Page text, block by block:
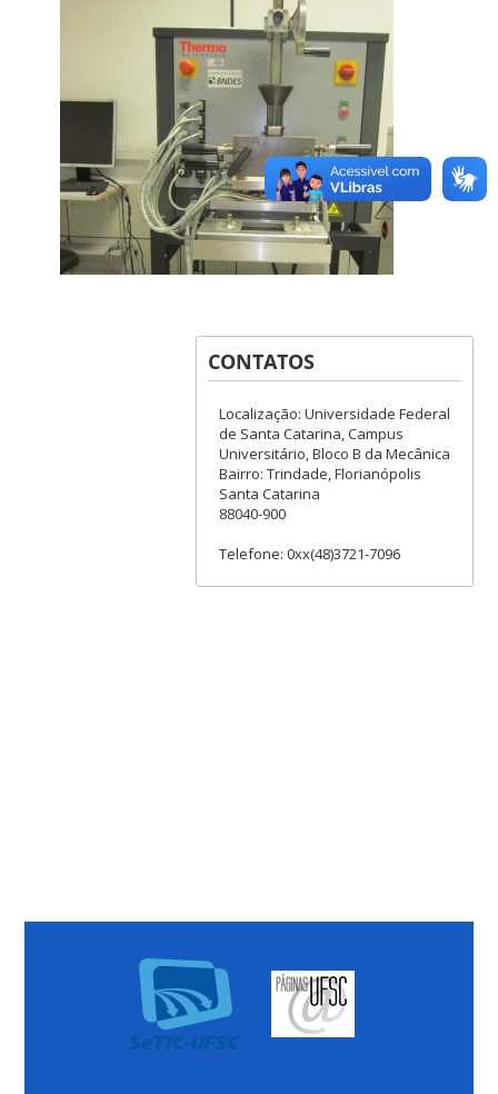
CONTATOS
Localização: Universidade Federal
de Santa Catarina, Campus
Universitário, Bloco B da Mecânica
Bairro: Trindade, Florianópolis
Santa Catarina
88040-900
Telefone: 0xx(48)3721-7096